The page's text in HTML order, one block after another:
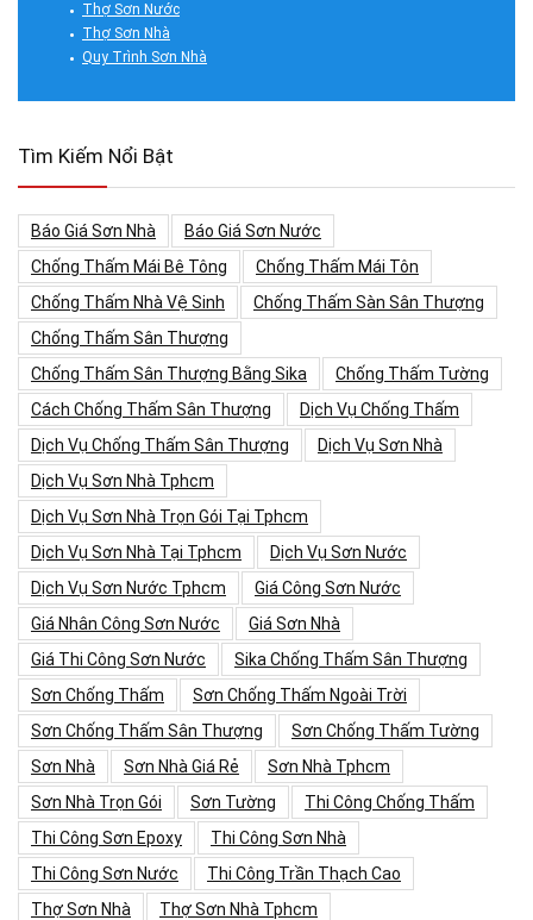
Thợ Sơn Nước
Thợ Sơn Nhà
Quy Trình Sơn Nhà
Tìm Kiếm Nổi Bật
Báo Giá Sơn Nhà
Báo Giá Sơn Nước
Chống Thấm Mái Bê Tông
Chống Thấm Mái Tôn
Chống Thấm Nhà Vệ Sinh
Chống Thấm Sàn Sân Thượng
Chống Thấm Sân Thượng
Chống Thấm Sân Thượng Bằng Sika
Chống Thấm Tường
Cách Chống Thấm Sân Thượng
Dịch Vụ Chống Thấm
Dịch Vụ Chống Thấm Sân Thượng
Dịch Vụ Sơn Nhà
Dịch Vụ Sơn Nhà Tphcm
Dịch Vụ Sơn Nhà Trọn Gói Tại Tphcm
Dịch Vụ Sơn Nhà Tại Tphcm
Dịch Vụ Sơn Nước
Dịch Vụ Sơn Nước Tphcm
Giá Công Sơn Nước
Giá Nhân Công Sơn Nước
Giá Sơn Nhà
Giá Thi Công Sơn Nước
Sika Chống Thấm Sân Thượng
Sơn Chống Thấm
Sơn Chống Thấm Ngoài Trời
Sơn Chống Thấm Sân Thượng
Sơn Chống Thấm Tường
Sơn Nhà
Sơn Nhà Giá Rẻ
Sơn Nhà Tphcm
Sơn Nhà Trọn Gói
Sơn Tường
Thi Công Chống Thấm
Thi Công Sơn Epoxy
Thi Công Sơn Nhà
Thi Công Sơn Nước
Thi Công Trần Thạch Cao
Thợ Sơn Nhà
Thợ Sơn Nhà Tphcm